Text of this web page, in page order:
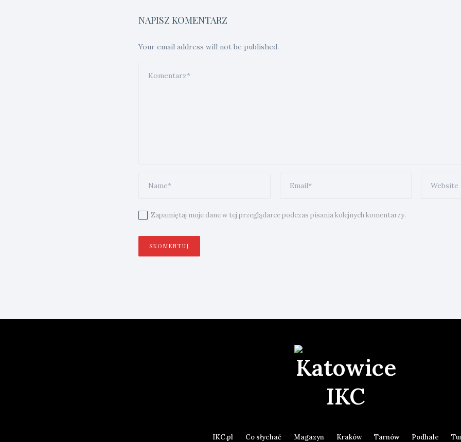
NAPISZ KOMENTARZ
Your email address will not be published.
Zapamiętaj moje dane w tej przeglądarce podczas pisania kolejnych komentarzy.
IKC.pl Co słychać Magazyn Kraków Tarnów Podhale